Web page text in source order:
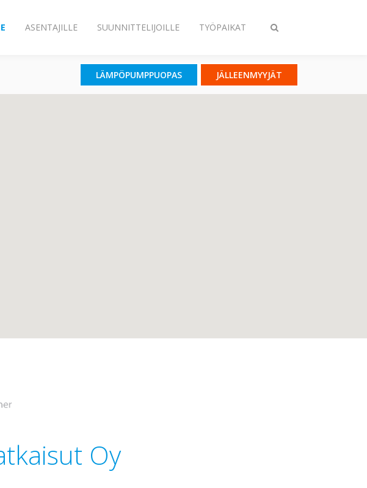
Vaihda
ASENTAJILLE SUUNNITTELIJOILLE TYÖPAIKAT
LÄMPÖPUMPPUOPAS JÄLLEENMYYJÄT
Oy